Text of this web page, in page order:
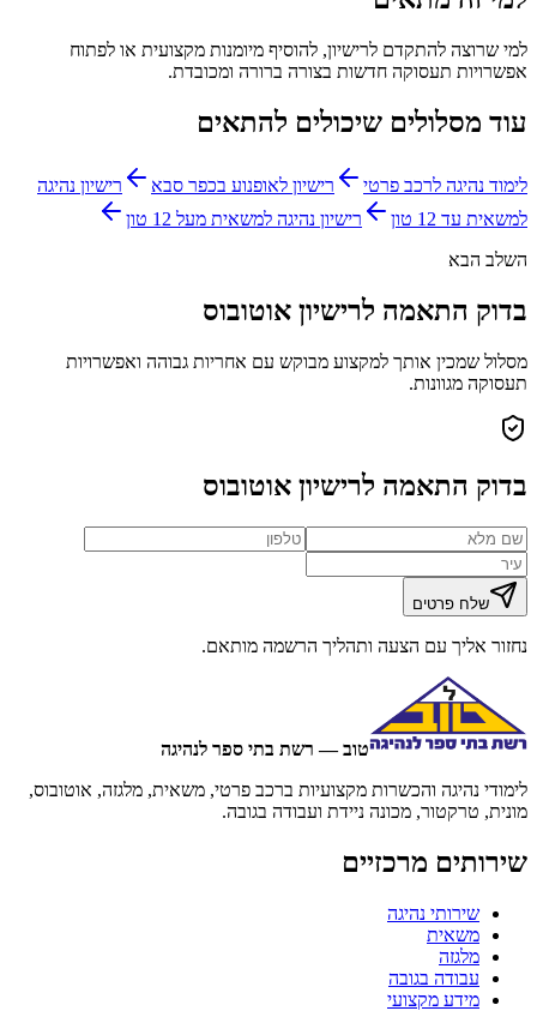
למי שרוצה להתקדם לרישיון, להוסיף מיומנות מקצועית או לפתוח
אפשרויות תעסוקה חדשות בצורה ברורה ומכובדת.
עוד מסלולים שיכולים להתאים
לימוד נהיגה לרכב פרטי רישיון לאופנוע בכפר סבא
רישיון נהיגה
למשאית עד 12 טון
רישיון נהיגה למשאית מעל 12 טון
השלב הבא
בדוק התאמה לרישיון אוטובוס
מסלול שמכין אותך למקצוע מבוקש עם אחריות גבוהה ואפשרויות
תעסוקה מגוונות.
בדוק התאמה לרישיון אוטובוס
שלח פרטים
נחזור אליך עם הצעה ותהליך הרשמה מותאם.
טוב — רשת בתי ספר לנהיגה
לימודי נהיגה והכשרות מקצועיות ברכב פרטי, משאית, מלגזה, אוטובוס,
מונית, טרקטור, מכונה ניידת ועבודה בגובה.
שירותים מרכזיים
שירותי נהיגה
משאית
מלגזה
עבודה בגובה
מידע מקצועי